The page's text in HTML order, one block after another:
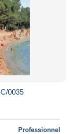
0035
Professionnel